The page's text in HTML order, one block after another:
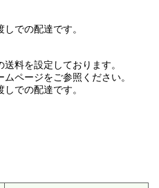
での配達です。
料を設定しております。
ページをご参照ください。
での配達です。